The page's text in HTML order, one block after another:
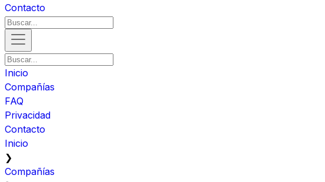
Contacto
Inicio
Compañías
FAQ
Privacidad
Contacto
Inicio
❯
Compañías